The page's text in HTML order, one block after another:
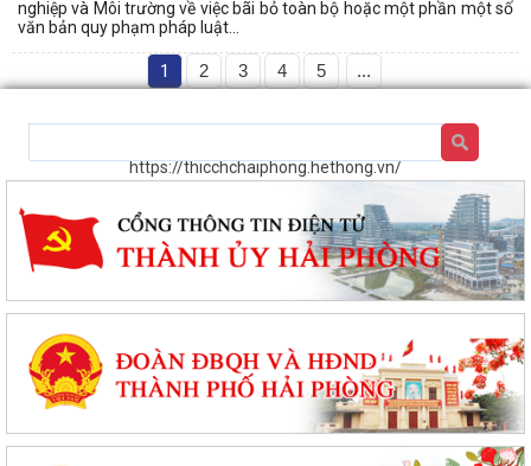
nghiệp và Môi trường về việc bãi bỏ toàn bộ hoặc một phần một số
văn bản quy phạm pháp luật...
1 2 3 4 5 ...
https://thicchchaiphong.hethong.vn/